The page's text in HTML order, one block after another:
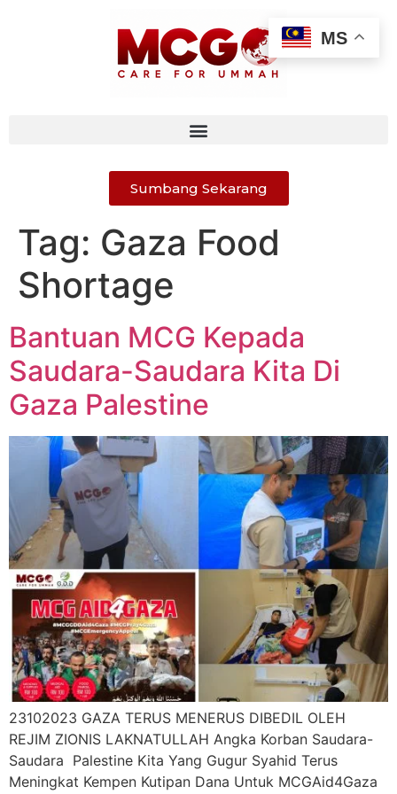
Sumbang Sekarang
Tag: Gaza Food
Shortage
Bantuan MCG Kepada
Saudara-Saudara Kita Di
Gaza Palestine
23102023 GAZA TERUS MENERUS DIBEDIL OLEH
REJIM ZIONIS LAKNATULLAH Angka Korban Saudara-
Saudara Palestine Kita Yang Gugur Syahid Terus
Meningkat Kempen Kutipan Dana Untuk MCGAid4Gaza
MS